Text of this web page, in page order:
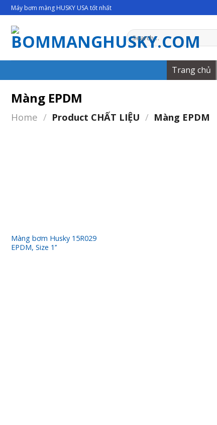
Skip
to
content
Máy bơm màng HUSKY USA tốt nhất
Search
for:
Trang chủ
Màng EPDM
Home / Product CHẤT LIỆU / Màng EPDM
Màng bơm Husky 15R029
EPDM, Size 1’’